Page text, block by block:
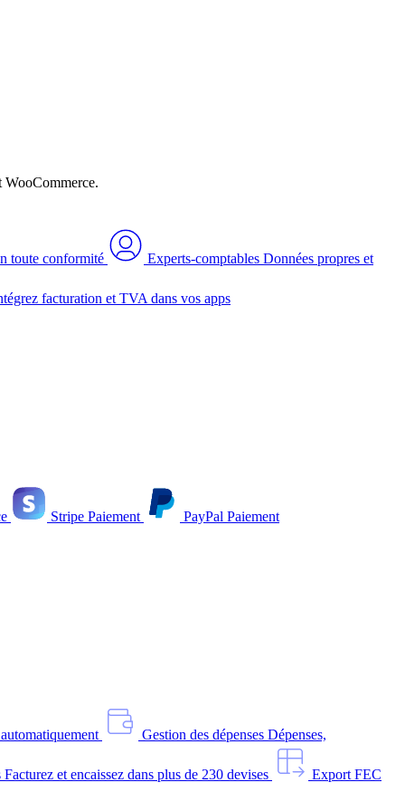
WooCommerce.
toute conformité Experts-comptables Données propres et
facturation et TVA dans vos apps
Stripe Paiement PayPal Paiement
Gestion des dépenses Dépenses,
Facturez et encaissez dans plus de 230 devises
Export FEC